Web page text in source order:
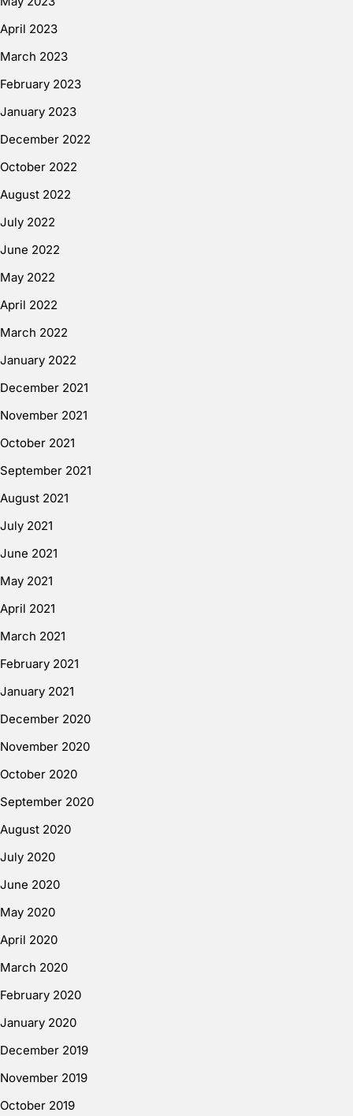
April 2023
March 2023
February 2023
January 2023
December 2022
October 2022
August 2022
July 2022
June 2022
May 2022
April 2022
March 2022
January 2022
December 2021
November 2021
October 2021
September 2021
August 2021
July 2021
June 2021
May 2021
April 2021
March 2021
February 2021
January 2021
December 2020
November 2020
October 2020
September 2020
August 2020
July 2020
June 2020
May 2020
April 2020
March 2020
February 2020
January 2020
December 2019
November 2019
October 2019